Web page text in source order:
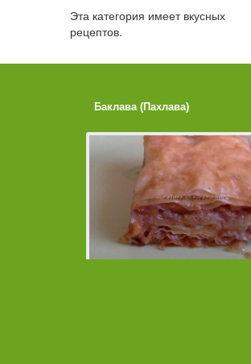
Эта категория имеет вкусных
рецептов.
Баклава (Пахлава)